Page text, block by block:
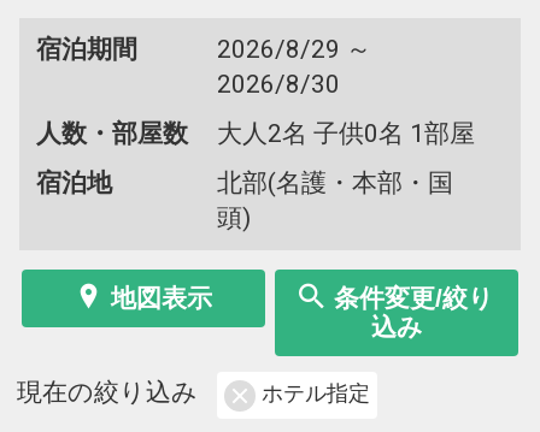
宿泊期間
2026/8/29 ～
2026/8/30
人数・部屋数
大人2名 子供0名 1部屋
宿泊地
北部(名護・本部・国
頭)
地図表示
条件変更/絞り
込み
現在の絞り込み ホテル指定